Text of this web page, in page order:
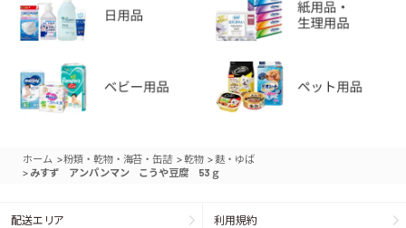
ホーム >粉類・乾物・海苔・缶詰 >乾物 >麩・ゆば
> みすず アンパンマン こうや豆腐 53ｇ
配送エリア 利用規約